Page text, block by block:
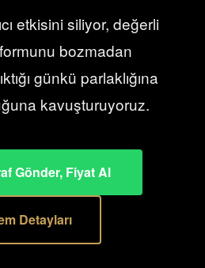
etkisini siliyor, değerli
bozmadan
günkü parlaklığına
kavuşturuyoruz.
Gönder, Fiyat Al
Detayları